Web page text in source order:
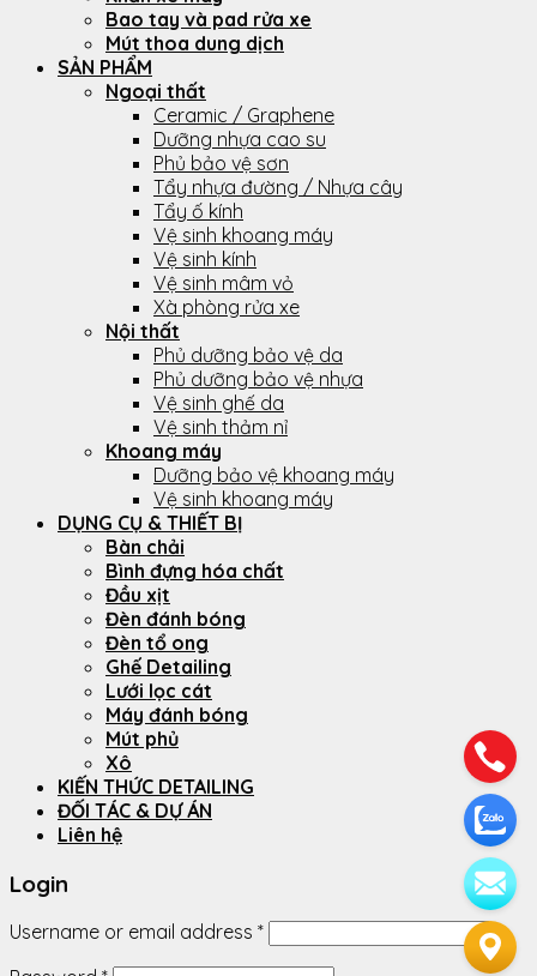
Bao tay và pad rửa xe
Mút thoa dung dịch
SẢN PHẨM
Ngoại thất
Ceramic / Graphene
Dưỡng nhựa cao su
Phủ bảo vệ sơn
Tẩy nhựa đường / Nhựa cây
Tẩy ố kính
Vệ sinh khoang máy
Vệ sinh kính
Vệ sinh mâm vỏ
Xà phòng rửa xe
Nội thất
Phủ dưỡng bảo vệ da
Phủ dưỡng bảo vệ nhựa
Vệ sinh ghế da
Vệ sinh thảm nỉ
Khoang máy
Dưỡng bảo vệ khoang máy
Vệ sinh khoang máy
DỤNG CỤ & THIẾT BỊ
Bàn chải
Bình đựng hóa chất
Đầu xịt
Đèn đánh bóng
Đèn tổ ong
Ghế Detailing
Lưới lọc cát
Máy đánh bóng
Mút phủ
Xô
KIẾN THỨC DETAILING
ĐỐI TÁC & DỰ ÁN
Liên hệ
Login
Username or email address *